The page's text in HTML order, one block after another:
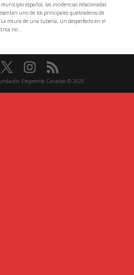
español, las incidencias relacionadas
uno de los principales quebraderos de
La rotura de una tubería, un desperfecto en el
no...
Emprende Canarias © 2025